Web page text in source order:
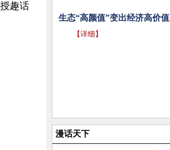
趣话
生态“高颜值”变出经济高价值
【详细】
漫话天下